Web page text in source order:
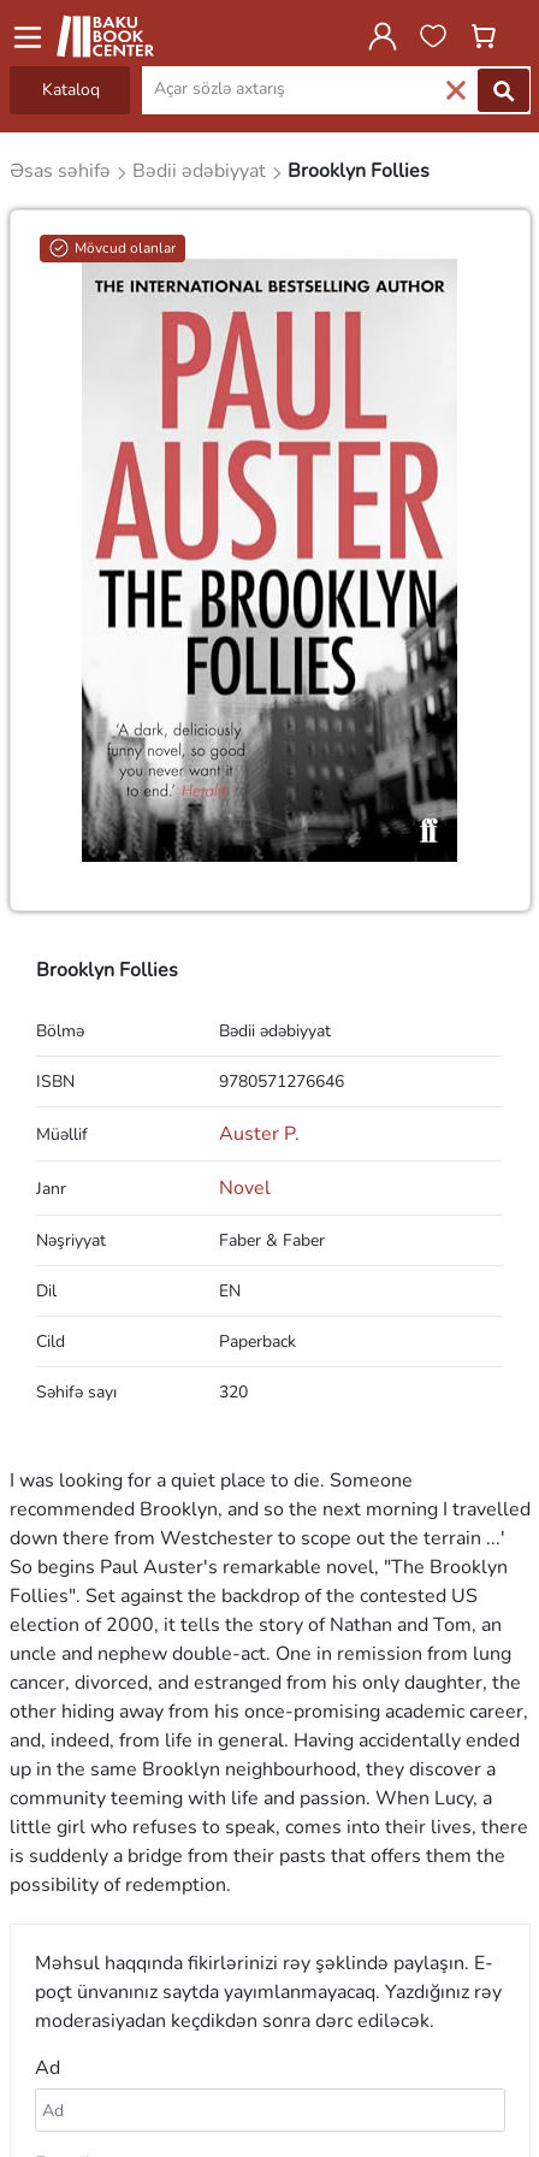
Kataloq
Əsas səhifə Bədii ədəbiyyat Brooklyn Follies
Mövcud olanlar
Brooklyn Follies
Bölmə Bədii ədəbiyyat
ISBN 9780571276646
Müəllif Auster P.
Janr Novel
Nəşriyyat Faber & Faber
Dil EN
Cild Paperback
Səhifə sayı 320
I was looking for a quiet place to die. Someone
recommended Brooklyn, and so the next morning I travelled
down there from Westchester to scope out the terrain ...'
So begins Paul Auster's remarkable novel, "The Brooklyn
Follies". Set against the backdrop of the contested US
election of 2000, it tells the story of Nathan and Tom, an
uncle and nephew double-act. One in remission from lung
cancer, divorced, and estranged from his only daughter, the
other hiding away from his once-promising academic career,
and, indeed, from life in general. Having accidentally ended
up in the same Brooklyn neighbourhood, they discover a
community teeming with life and passion. When Lucy, a
little girl who refuses to speak, comes into their lives, there
is suddenly a bridge from their pasts that offers them the
possibility of redemption.
Məhsul haqqında fikirlərinizi rəy şəklində paylaşın. E-
poçt ünvanınız saytda yayımlanmayacaq. Yazdığınız rəy
moderasiyadan keçdikdən sonra dərc ediləcək.
Ad